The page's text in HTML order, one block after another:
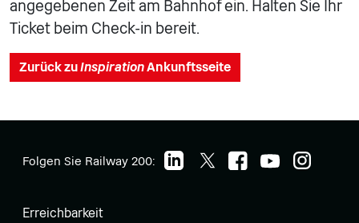
angegebenen Zeit am Bahnhof ein. Halten Sie Ihr
Ticket beim Check-in bereit.
Zurück zuInspirationAnkunftsseite
Folgen Sie Railway 200:
Erreichbarkeit